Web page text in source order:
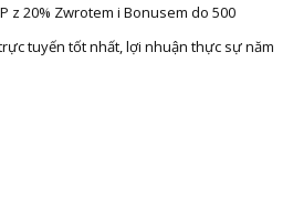
z 20% Zwrotem i Bonusem do 500
tuyến tốt nhất, lợi nhuận thực sự năm